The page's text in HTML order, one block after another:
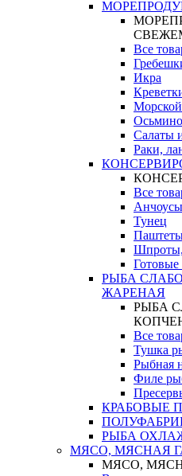
Все
Икра
Морской
Салаты
Раки,
Все
Анчоусы
Тунец
Шпроты,
РЫБА
ЖАРЕНАЯ
РЫБА
Все
Тушка
Рыбная
Филе
КРАБОВЫЕ
РЫБА
МЯСО, МЯСНАЯ
МЯСО,